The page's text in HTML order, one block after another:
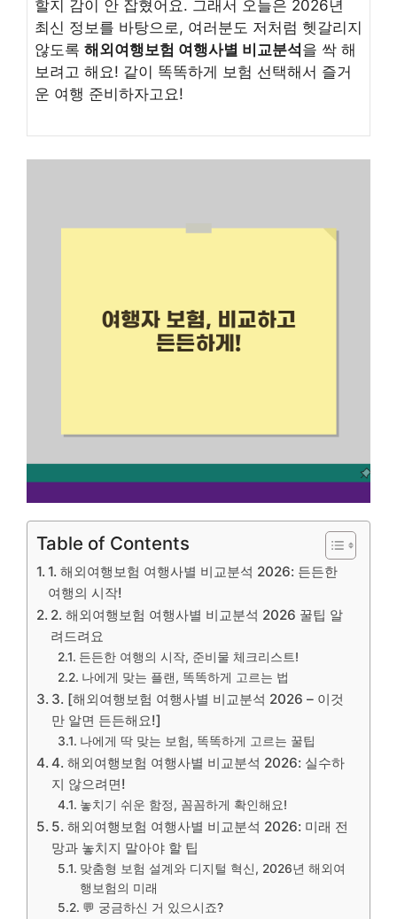
할지 감이 안 잡혔어요. 그래서 오늘은 2026년
최신 정보를 바탕으로, 여러분도 저처럼 헷갈리지
않도록 해외여행보험 여행사별 비교분석 을 싹 해
보려고 해요! 같이 똑똑하게 보험 선택해서 즐거
운 여행 준비하자고요!
Table of Contents
1. 해외여행보험 여행사별 비교분석 2026: 든든한
여행의 시작!
2. 해외여행보험 여행사별 비교분석 2026 꿀팁 알
려드려요
든든한 여행의 시작, 준비물 체크리스트!
나에게 맞는 플랜, 똑똑하게 고르는 법
3. [해외여행보험 여행사별 비교분석 2026 – 이것
만 알면 든든해요!]
나에게 딱 맞는 보험, 똑똑하게 고르는 꿀팁
4. 해외여행보험 여행사별 비교분석 2026: 실수하
지 않으려면!
놓치기 쉬운 함정, 꼼꼼하게 확인해요!
5. 해외여행보험 여행사별 비교분석 2026: 미래 전
망과 놓치지 말아야 할 팁
맞춤형 보험 설계와 디지털 혁신, 2026년 해외여
행보험의 미래
💬 궁금하신 거 있으시죠?